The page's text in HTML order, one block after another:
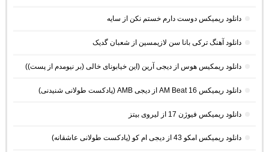
دانلود ریمیکس دوست دارم خستم نکن از سایه
دانلود آهنگ ترکی بانا سن لازیمسین از شعبان گدیک
دانلود ریمکیس هوس از دیجی آرین (این خیابونای خالی (بر نیومدم از پست))
دانلود ریمیکس AM Beat 16 از دیجی AMB (پادکست طولانی شنیدنی)
دانلود ریمیکس فیوژن 17 از لیروی بیتز
دانلود ریمیکس امکو 43 از دیجی ام کو (پادکست طولانی عاشقانه)